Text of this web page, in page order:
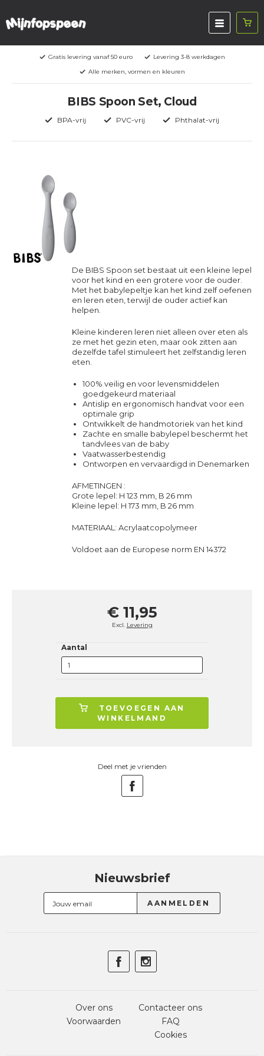
Gratis levering vanaf 50 euro
Levering 3-8 werkdagen
Alle merken, vormen en kleuren
BIBS Spoon Set, Cloud
BPA-vrij PVC-vrij Phthalat-vrij
De BIBS Spoon set bestaat uit een kleine lepel
voor het kind en een grotere voor de ouder.
Met het babylepeltje kan het kind zelf oefenen
en leren eten, terwijl de ouder actief kan
helpen.
Kleine kinderen leren niet alleen over eten als
ze met het gezin eten, maar ook zitten aan
dezelfde tafel stimuleert het zelfstandig leren
eten.
100% veilig en voor levensmiddelen
goedgekeurd materiaal
Antislip en ergonomisch handvat voor een
optimale grip
Ontwikkelt de handmotoriek van het kind
Zachte en smalle babylepel beschermt het
tandvlees van de baby
Vaatwasserbestendig
Ontworpen en vervaardigd in Denemarken
AFMETINGEN :
Grote lepel: H 123 mm, B 26 mm
Kleine lepel: H 173 mm, B 26 mm
MATERIAAL: Acrylaatcopolymeer
Voldoet aan de Europese norm EN 14372
€ 11,95
Excl. Levering
Aantal
TOEVOEGEN AAN
WINKELMAND
Deel met je vrienden
Nieuwsbrief
Over ons
Voorwaarden
Contacteer ons
FAQ
Cookies